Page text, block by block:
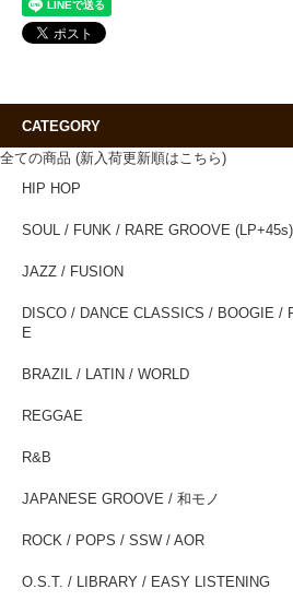
CATEGORY
全ての商品 (新入荷更新順はこちら)
HIP HOP
SOUL / FUNK / RARE GROOVE (LP+45s)
JAZZ / FUSION
DISCO / DANCE CLASSICS / BOOGIE /
E
BRAZIL / LATIN / WORLD
REGGAE
R&B
JAPANESE GROOVE / 和モノ
ROCK / POPS / SSW / AOR
O.S.T. / LIBRARY / EASY LISTENING